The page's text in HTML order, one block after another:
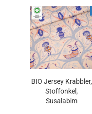
BIO Jersey Krabbler,
Stoffonkel,
Susalabim